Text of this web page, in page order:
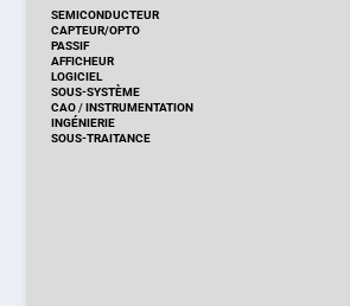
SEMICONDUCTEUR
CAPTEUR/OPTO
PASSIF
AFFICHEUR
LOGICIEL
SOUS-SYSTÈME
CAO/INSTRUMENTATION
INGÉNIERIE
SOUS-TRAITANCE